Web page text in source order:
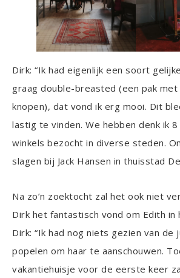
Dirk: “Ik had eigenlijk een soort
graag double-breasted (een pak
knopen), dat vond ik erg mooi. Dit
lastig te vinden. We hebben denk ik
winkels bezocht in diverse steden.
slagen bij Jack Hansen in thuisstad
Na zo’n zoektocht zal het ook niet
Dirk het fantastisch vond om Edith in
Dirk: “Ik had nog niets gezien van de
popelen om haar te aanschouwen.
vakantiehuisje voor de eerste keer